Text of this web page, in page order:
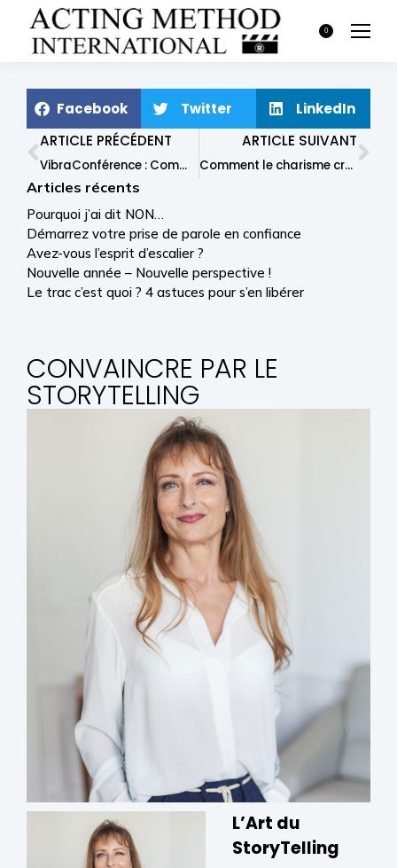
0
CONVAINCRE PAR LE
STORYTELLING
L’Art du
StoryTelling
Facebook Twitter
LinkedIn
ARTICLE PRÉCÉDENT
VibraConférence : Comment avoir plus de présence et de charisme
ARTICLE SUIVANT
Comment le charisme crée de l’abondance
Articles récents
Pourquoi j’ai dit NON…
Démarrez votre prise de parole en confiance
Avez-vous l’esprit d’escalier ?
Nouvelle année – Nouvelle perspective !
Le trac c’est quoi ? 4 astuces pour s’en libérer